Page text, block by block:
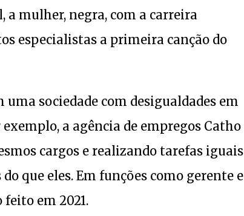
a mulher, negra, com a carreira
especialistas a primeira canção do
sociedade com desigualdades em
a agência de empregos Catho
cargos e realizando tarefas iguais
que eles. Em funções como gerente e
em 2021.